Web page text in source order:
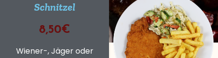
Schnitzel
8,50€
Wiener-, Jäger oder